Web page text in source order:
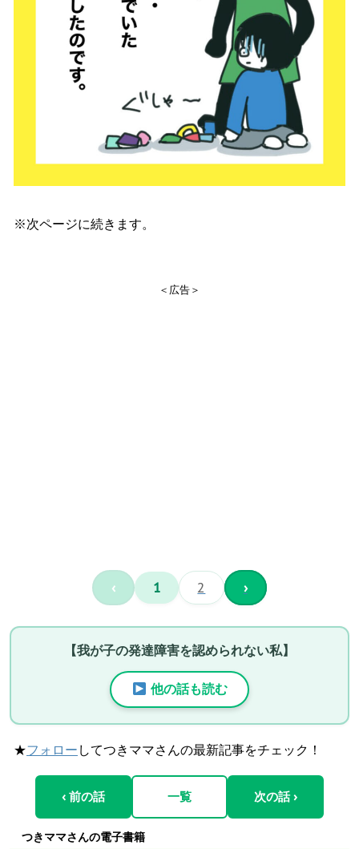
※次ページに続きます。
＜広告＞
‹ 1 2 ›
【我が子の発達障害を認められない私】
他の話も読む
★フォロー してつきママさんの最新記事をチェック！
‹ 前の話 一覧 次の話 ›
つきママさんの電子書籍